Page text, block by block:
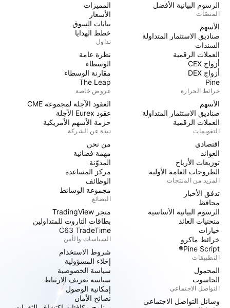
الرسوم البيانية الأفضل
المنصّات
الأسهم
صناديق الاستثمار المتداولة
السندات
العملات الرقمية
أزواج CEX
أزواج DEX
Pine
خرائط الحرارة
الأسهم
صناديق الاستثمار المتداولة
العملات الرقمية
التقويمات
اقتصادي
العوائد
توزيعات الأرباح
الطروحات العامة الأولية
المزيد من المنتجات
تدفق الأخبار
محافظ
الرسوم البيانية الأساسية
منحنيات العائد
خيارات
خرائط ماكرو
Pine Script®
التطبيقات
المحمول
الحاسوب
التواصل الاجتماعي
وسائل التواصل الاجتماعي
المميزات
الأسعار
بيانات السوق
خطط الهدايا
تداول
نظرة عامة
الوسطاء
مقارنة الوسطاء
The Leap
عروض خاصة
العقود الآجلة لمجموعة CME
عقود Eurex الآجلة
حزمة الأسهم الأمريكية
نبذة عن الشركة
من نحن
مهمة فضائية
المدوّنة
مركز المساعدة
الوظائف
مجموعة الوسائط
البضائع
متجر TradingView
بطاقات التاروت للمتداولين
C63 TradeTime
السياسات والأمن
شروط الاستخدام
إخلاء المسؤولية
سياسة الخصوصية
سياسه تعريف الارتباط
إمكانية الوصول
نصائح الأمان